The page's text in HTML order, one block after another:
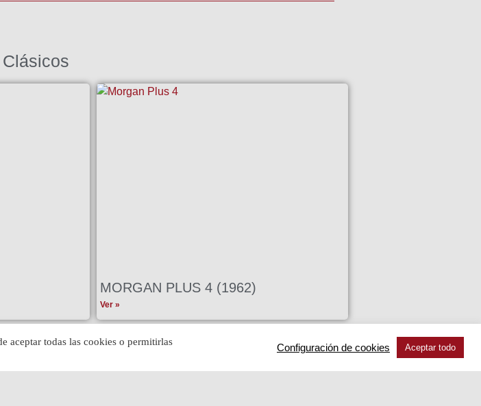
MORGAN PLUS 4 (1962)
Ver »
aceptar todas las cookies o permitirlas
Configuración de cookies Aceptar todo